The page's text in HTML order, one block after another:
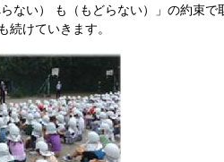
ない） も（もどらない）」の約束
続けていきます。